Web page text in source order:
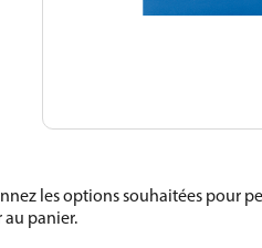
les options souhaitées pour
panier.